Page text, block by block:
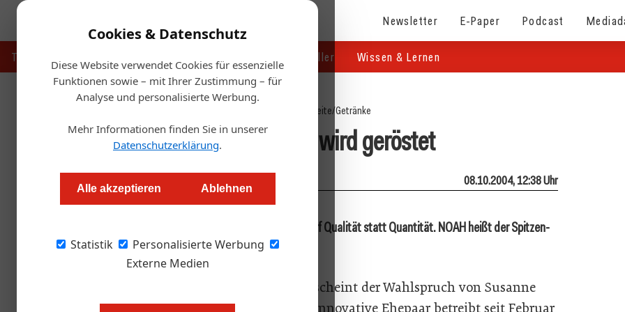
Cookies & Datenschutz
Diese Website verwendet Cookies für essenzielle
Funktionen sowie – mit Ihrer Zustimmung – für
Analyse und personalisierte Werbung.
Mehr Informationen finden Sie in unserer
Datenschutzerklärung.
Alle akzeptieren Ablehnen
Statistik
Personalisierte Werbung
Externe Medien
Newsletter E-Paper Podcast
Touristik Handel & Hersteller Wissen & Lernen
Startseite/Getränke
Im Ländle wird geröstet
Redaktion.OEGZ 08.10.2004, 12:38 Uhr
Die einzige Vorarlberger Kaffeerösterei setzt auf Qualität statt Quantität. NOAH heißt der Spitzen-
Kaffee made in Dornbirn, Vorarlberg.
Nicht rasten, sondern rösten – das scheint der Wahlspruch von Susanne
und Gebhard Hopfner zu sein. Das innovative Ehepaar betreibt seit Februar